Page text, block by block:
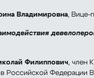
Владимировна, Вице-
Филиппович, член
Российской Федерации